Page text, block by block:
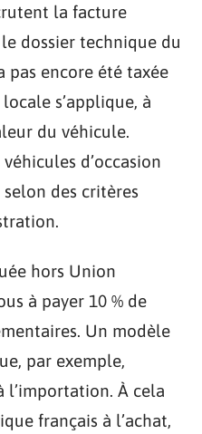
la facture
dossier technique du
pas encore été taxée
s’applique, à
du véhicule.
d’occasion
des critères
hors Union
à payer 10 % de
Un modèle
par exemple,
l’importation. À cela
français à l’achat,